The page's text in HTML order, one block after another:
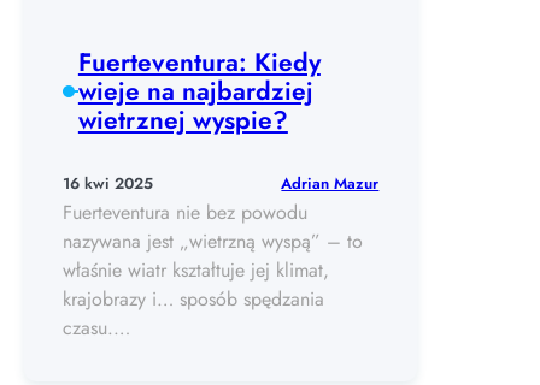
Fuerteventura: Kiedy
wieje na najbardziej
wietrznej wyspie?
16 kwi 2025 Adrian Mazur
Fuerteventura nie bez powodu
nazywana jest „wietrzną wyspą” – to
właśnie wiatr kształtuje jej klimat,
krajobrazy i… sposób spędzania
czasu.…